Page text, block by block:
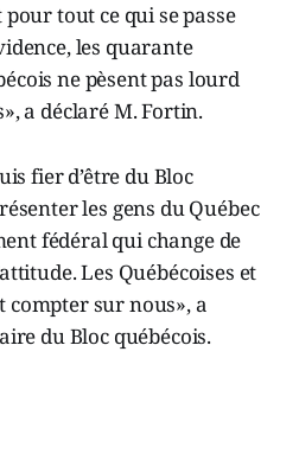
tout ce qui se passe
les quarante
ne pèsent pas lourd
a déclaré M. Fortin.
fier d’être du Bloc
les gens du Québec
fédéral qui change de
Les Québécoises et
compter sur nous», a
du Bloc québécois.